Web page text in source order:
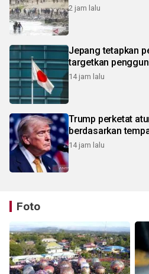
2 jam lalu
Jepang tetapkan
targetkan
14 jam lalu
Trump perketat
berdasarkan
14 jam lalu
Foto